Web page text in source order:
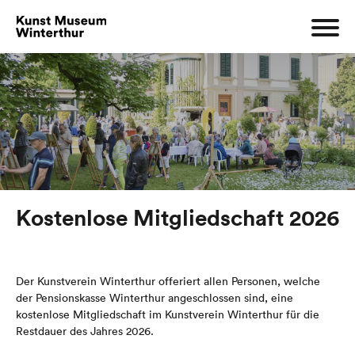
Kostenlose Mitgliedschaft 2026
Der Kunstverein Winterthur offeriert allen Personen, welche
der Pensionskasse Winterthur angeschlossen sind, eine
kostenlose Mitgliedschaft im Kunstverein Winterthur für die
Restdauer des Jahres 2026.